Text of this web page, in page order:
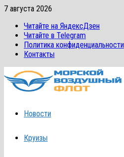
Перейти
содержимому
7 августа 2026
Читайте на ЯндексДзен
Читайте в Telegram
Политика конфиденциальности
Контакты
Новости
Круизы